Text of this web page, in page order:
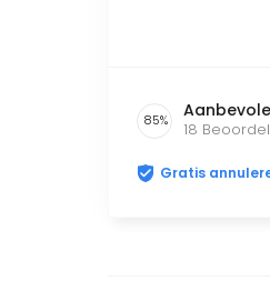
85% 18
Gratis